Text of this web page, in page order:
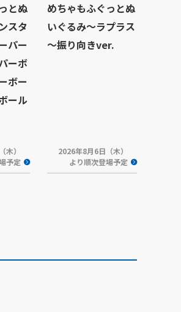
とぬ
スタ
パー
ーボ
ボー
ール
木）
予定
めちゃもふぐっとぬ
いぐるみ～ラプラス
～振り向きver.
2026年8月6日（木）
より順次登場予定